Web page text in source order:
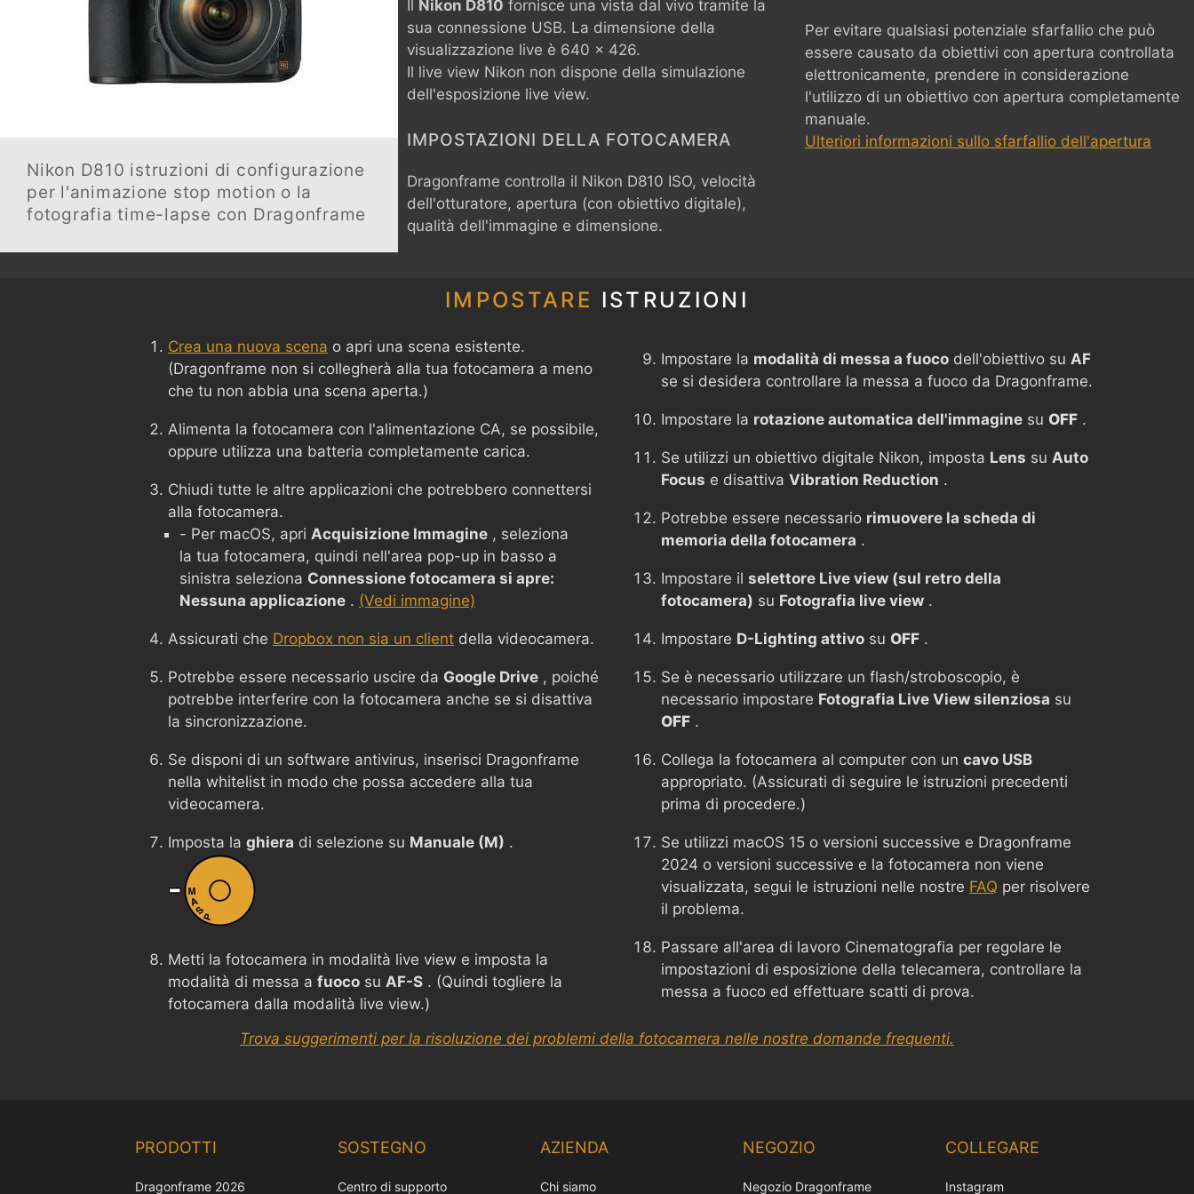
Nikon D810 istruzioni di configurazione
per l'animazione stop motion o la
fotografia time-lapse con Dragonframe
Il Nikon D810 fornisce una vista dal vivo tramite la
sua connessione USB. La dimensione della
visualizzazione live è 640 x 426.
Il live view Nikon non dispone della simulazione
dell'esposizione live view.
IMPOSTAZIONI DELLA FOTOCAMERA
Dragonframe controlla il Nikon D810 ISO, velocità
dell'otturatore, apertura (con obiettivo digitale),
qualità dell'immagine e dimensione.
Per evitare qualsiasi potenziale sfarfallio che può
essere causato da obiettivi con apertura controllata
elettronicamente, prendere in considerazione
l'utilizzo di un obiettivo con apertura completamente
manuale.
Ulteriori informazioni sullo sfarfallio dell'apertura
IMPOSTARE ISTRUZIONI
Crea una nuova scena o apri una scena esistente.
(Dragonframe non si collegherà alla tua fotocamera a meno
che tu non abbia una scena aperta.)
Alimenta la fotocamera con l'alimentazione CA, se possibile,
oppure utilizza una batteria completamente carica.
Chiudi tutte le altre applicazioni che potrebbero connettersi
alla fotocamera.
- Per macOS, apri Acquisizione Immagine , seleziona
la tua fotocamera, quindi nell'area pop-up in basso a
sinistra seleziona Connessione fotocamera si apre:
Nessuna applicazione . (Vedi immagine)
Assicurati che Dropbox non sia un client della videocamera.
Potrebbe essere necessario uscire da Google Drive , poiché
potrebbe interferire con la fotocamera anche se si disattiva
la sincronizzazione.
Se disponi di un software antivirus, inserisci Dragonframe
nella whitelist in modo che possa accedere alla tua
videocamera.
Imposta la ghiera di selezione su Manuale (M) .
Metti la fotocamera in modalità live view e imposta la
modalità di messa a fuoco su AF-S . (Quindi togliere la
fotocamera dalla modalità live view.)
Impostare la modalità di messa a fuoco dell'obiettivo su AF
se si desidera controllare la messa a fuoco da Dragonframe.
Impostare la rotazione automatica dell'immagine su OFF .
Se utilizzi un obiettivo digitale Nikon, imposta Lens su Auto
Focus e disattiva Vibration Reduction .
Potrebbe essere necessario rimuovere la scheda di
memoria della fotocamera .
Impostare il selettore Live view (sul retro della
fotocamera) su Fotografia live view .
Impostare D-Lighting attivo su OFF .
Se è necessario utilizzare un flash/stroboscopio, è
necessario impostare Fotografia Live View silenziosa su
OFF .
Collega la fotocamera al computer con un cavo USB
appropriato. (Assicurati di seguire le istruzioni precedenti
prima di procedere.)
Se utilizzi macOS 15 o versioni successive e Dragonframe
2024 o versioni successive e la fotocamera non viene
visualizzata, segui le istruzioni nelle nostre FAQ per risolvere
il problema.
Passare all'area di lavoro Cinematografia per regolare le
impostazioni di esposizione della telecamera, controllare la
messa a fuoco ed effettuare scatti di prova.
Trova suggerimenti per la risoluzione dei problemi della fotocamera nelle nostre domande frequenti.
PRODOTTI
Dragonframe 2026
SOSTEGNO
Centro di supporto
AZIENDA
Chi siamo
NEGOZIO
Negozio Dragonframe
COLLEGARE
Instagram
Korean